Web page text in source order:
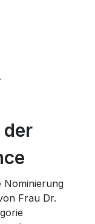
der
Nominierung
Frau Dr.